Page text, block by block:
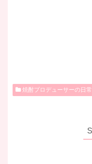
焼酎プロデューサーの日常